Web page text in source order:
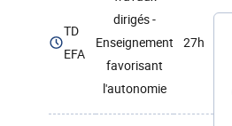
TD
EFA
dirigés -
Enseignement
favorisant
l'autonomie
27h